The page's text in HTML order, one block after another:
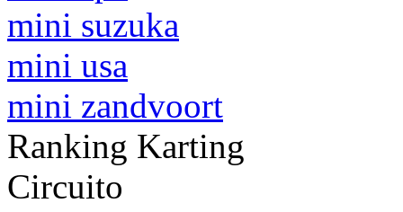
mini suzuka
mini usa
mini zandvoort
Ranking Karting
Circuito